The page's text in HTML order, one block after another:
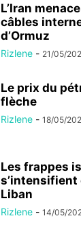
L’Iran
câbles
d’Ormuz
Rizlene - 21/05/
Le prix du
flèche
Rizlene - 18/05/
Les frappes
s’intensifient
Liban
Rizlene - 14/05/